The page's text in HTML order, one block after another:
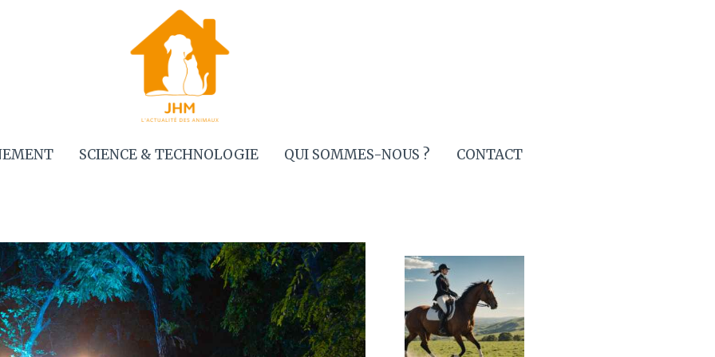
SCIENCE & TECHNOLOGIE QUI SOMMES-NOUS ? CONTACT